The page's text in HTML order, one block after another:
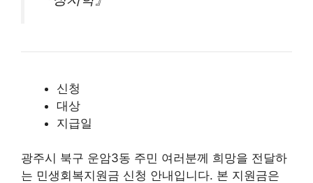
신청
대상
지급일
광주시 북구 운암3동 주민 여러분께 희망을 전달하
는 민생회복지원금 신청 안내입니다. 본 지원금은